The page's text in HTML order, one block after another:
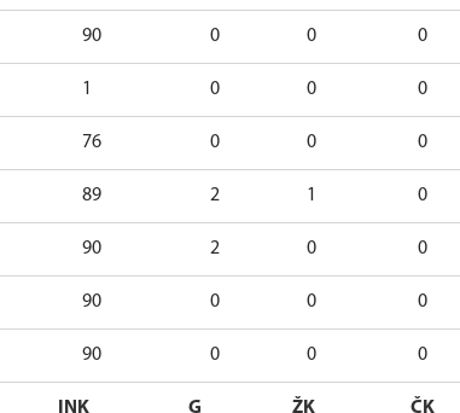
90 0 0 0
1 0 0 0
76 0 0 0
89 2 1 0
90 2 0 0
90 0 0 0
90 0 0 0
INK G ŽK ČK